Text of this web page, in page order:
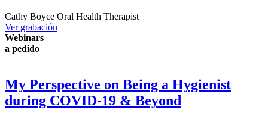
Cathy Boyce Oral Health Therapist
Ver grabación
Webinars
a pedido
My Perspective on Being a Hygienist
during COVID-19 & Beyond